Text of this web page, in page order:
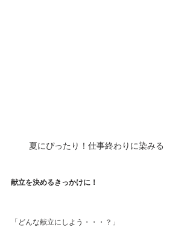
夏にぴったり！仕事終わりに染みる
献立を決めるきっかけに！
「どんな献立にしよう・・・？」